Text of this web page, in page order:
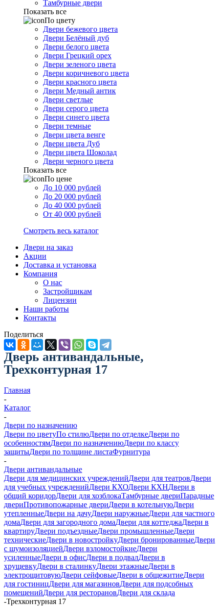
Тамбурные двери
Показать все
По цвету
Двери бежевого цвета
Двери Белёный дуб
Двери белого цвета
Двери Грецкий орех
Двери зеленого цвета
Двери коричневого цвета
Двери красного цвета
Двери Медный антик
Двери светлые
Двери серого цвета
Двери синего цвета
Двери темные
Двери цвета венге
Двери цвета Дуб
Двери цвета Шоколад
Двери черного цвета
Показать все
По цене
До 10 000 рублей
До 20 000 рублей
До 40 000 рублей
От 40 000 рублей
Смотреть весь каталог
Двери на заказ
Акции
Доставка и установка
Компания
О нас
Застройщикам
Лицензии
Наши работы
Контакты
Поделиться
Дверь антивандальные,
Трехконтурная 17
Главная
-
Каталог
-
Двери по назначению
Двери по цветуПо стилюДвери по отделкеДвери по
особенностямДвери по назначениюДвери по классу
защитыДвери по толщине листаФурнитура
-
Двери антивандальные
Двери для медицинских учрежденийДвери для театровДвери
для учебных учрежденийДвери КХОДвери КХНДвери в
общий коридорДвери для хозблокаТамбурные двериПарадные
двериПротивопожарные двериДвери в котельнуюДвери
утепленныеДвери на дачуДвери наружныеДвери для частного
домаДвери для загородного домаДвери для коттеджаДвери в
квартируДвери подъездныеДвери промышленныеДвери
техническиеДвери в новостройкуДвери бронированныеДвери
с шумоизоляциейДвери взломостойкиеДвери
усиленныеДвери в офисДвери в подвалДвери в
хрущевкуДвери в сталинкуДвери этажныеДвери в
электрощитовуюДвери сейфовыеДвери в общежитиеДвери
для гостиницДвери для магазиновДвери для подсобных
помещенийДвери для ресторановДвери для склада
-Трехконтурная 17